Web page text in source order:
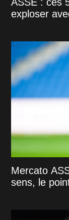
exploser
Mercato
sens, le